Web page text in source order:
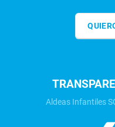
Aldeas Infantiles